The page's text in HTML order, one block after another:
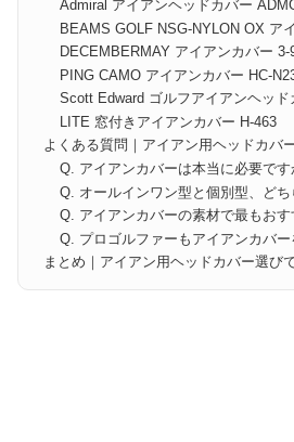
Admiral アイアンヘッドカバー
BEAMS GOLF NSG-NYLON OX ア
DECEMBERMAY アイアンカバー 3-
PING CAMO アイアンカバー HC-
Scott Edward ゴルフアイアンヘッド
LITE 窓付きアイアンカバー H-463
よくある質問｜アイアン用ヘッドカバ
Q. アイアンカバーは本当に必要です
Q. オールインワン型と個別型、ど
Q. アイアンカバーの素材で最もおす
Q. プロゴルファーもアイアンカバー
まとめ｜アイアン用ヘッドカバー選び